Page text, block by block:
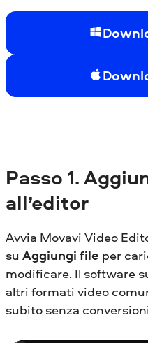
Passo 1.
all’editor
Avvia Movavi Video
su Aggiungi file per
modificare. Il software
altri formati video
subito senza